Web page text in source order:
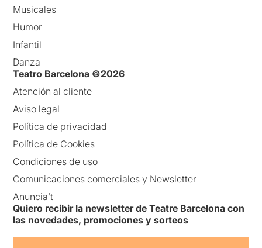
Musicales
Humor
Infantil
Danza
Teatro Barcelona ©2026
Atención al cliente
Aviso legal
Política de privacidad
Política de Cookies
Condiciones de uso
Comunicaciones comerciales y Newsletter
Anuncia’t
Quiero recibir la newsletter de Teatre Barcelona con
las novedades, promociones y sorteos